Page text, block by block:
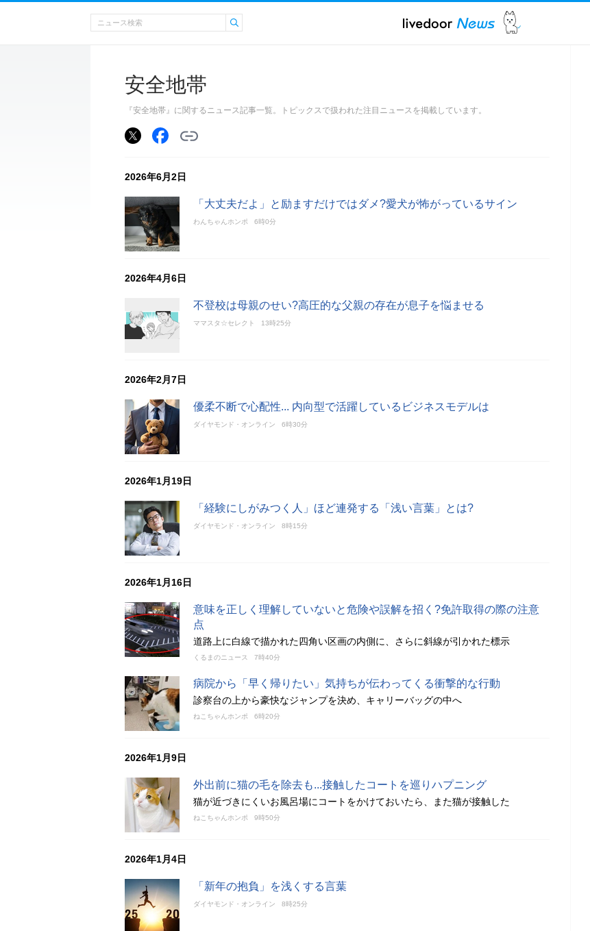
安全地帯
『安全地帯』に関するニュース記事一覧。トピックスで扱われた注目ニュースを掲載しています。
2026年6月2日
「大丈夫だよ」と励ますだけではダメ?愛犬が怖がっているサイン
わんちゃんホンポ 6時0分
2026年4月6日
不登校は母親のせい?高圧的な父親の存在が息子を悩ませる
ママスタ☆セレクト 13時25分
2026年2月7日
優柔不断で心配性... 内向型で活躍しているビジネスモデルは
ダイヤモンド・オンライン 6時30分
2026年1月19日
「経験にしがみつく人」ほど連発する「浅い言葉」とは?
ダイヤモンド・オンライン 8時15分
2026年1月16日
意味を正しく理解していないと危険や誤解を招く?免許取得の際の注意
点
道路上に白線で描かれた四角い区画の内側に、さらに斜線が引かれた標示
くるまのニュース 7時40分
病院から「早く帰りたい」気持ちが伝わってくる衝撃的な行動
診察台の上から豪快なジャンプを決め、キャリーバッグの中へ
ねこちゃんホンポ 6時20分
2026年1月9日
外出前に猫の毛を除去も...接触したコートを巡りハプニング
猫が近づきにくいお風呂場にコートをかけておいたら、また猫が接触した
ねこちゃんホンポ 9時50分
2026年1月4日
「新年の抱負」を浅くする言葉
ダイヤモンド・オンライン 8時25分